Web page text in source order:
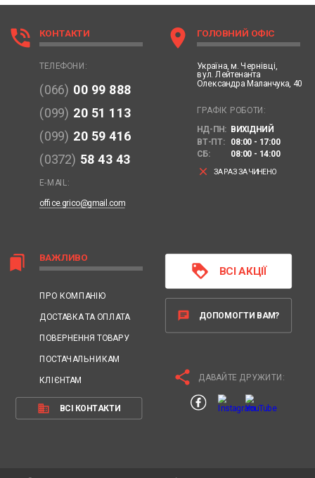
bookmarks ВАЖЛИВО
ПРО КОМПАНІЮ
ДОСТАВКА ТА ОПЛАТА
ПОВЕРНЕННЯ ТОВАРУ
ПОСТАЧАЛЬНИКАМ
КЛІЄНТАМ
business ВСІ КОНТАКТИ
phone_in_talk КОНТАКТИ
ТЕЛЕФОНИ:
(066) 00 99 888
(099) 20 51 113
(099) 20 59 416
(0372) 58 43 43
E-MAIL:
office.grico@gmail.com
location_on ГОЛОВНИЙ ОФІС
Україна, м. Чернівці,
вул. Лейтенанта
Олександра Маланчука, 40
ГРАФІК РОБОТИ:
НД-ПН: ВИХІДНИЙ
ВТ-ПТ:
08:00 - 17:00
СБ:
08:00 - 14:00
clear ЗАРАЗ ЗАЧИНЕНО
loyalty ВСІ АКЦІЇ
chat ДОПОМОГТИ ВАМ?
share ДАВАЙТЕ ДРУЖИТИ: